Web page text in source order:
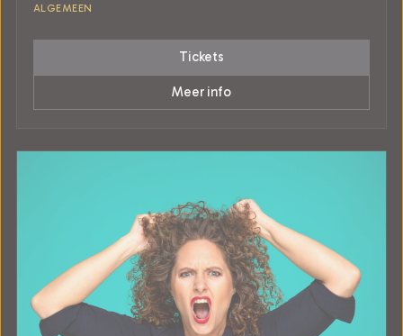
ALGEMEEN
Tickets
Meer info